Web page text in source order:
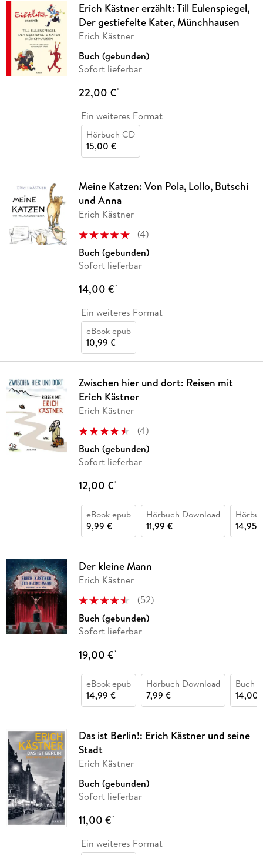
Erich Kästner erzählt: Till Eulenspiegel,
Der gestiefelte Kater, Münchhausen
Erich Kästner
Buch (gebunden)
Sofort lieferbar
22,00 €*
Ein weiteres Format
Hörbuch CD
15,00 €
Meine Katzen: Von Pola, Lollo, Butschi
und Anna
Erich Kästner
(4)
Buch (gebunden)
Sofort lieferbar
14,00 €*
Ein weiteres Format
eBook epub
10,99 €
Zwischen hier und dort: Reisen mit
Erich Kästner
Erich Kästner
(4)
Buch (gebunden)
Sofort lieferbar
12,00 €*
eBook epub
9,99 €
Hörbuch Download
11,99 €
14,95
Der kleine Mann
Erich Kästner
(52)
Buch (gebunden)
Sofort lieferbar
19,00 €*
eBook epub
14,99 €
Hörbuch Download
7,99 €
Buch
14,00
Das ist Berlin!: Erich Kästner und seine
Stadt
Erich Kästner
Buch (gebunden)
Sofort lieferbar
11,00 €*
Ein weiteres Format